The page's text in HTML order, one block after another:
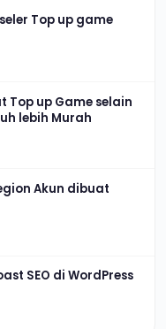
Top up game
Top up Game selain
lebih Murah
Akun dibuat
SEO di WordPress